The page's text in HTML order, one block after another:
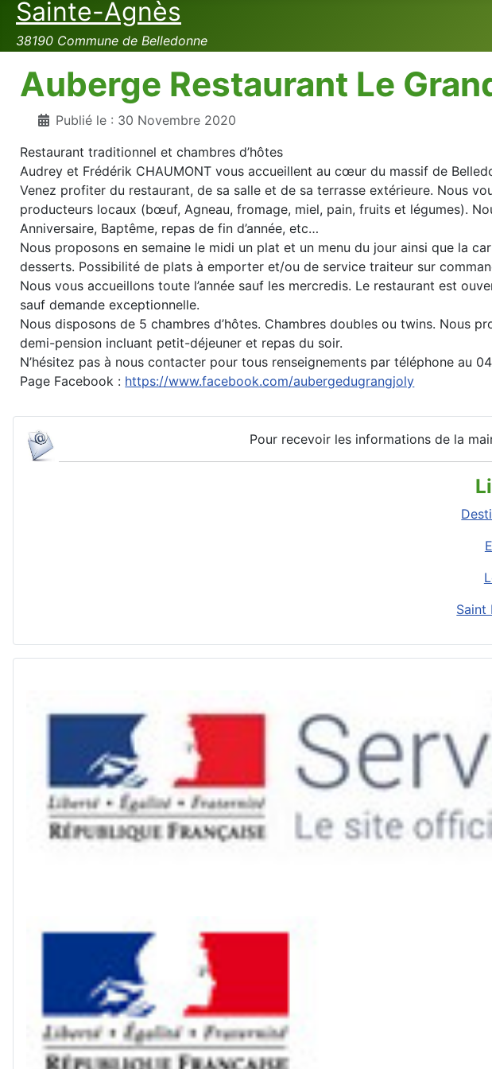
Sainte-Agnès
38190 Commune de Belledonne
Auberge Restaurant Le
Publié le : 30 Novembre 2020
Restaurant traditionnel et chambres d’hôtes
Audrey et Frédérik CHAUMONT vous accueillent au cœur du massif de
Venez profiter du restaurant, de sa salle et de sa terrasse extérieure. Nous
producteurs locaux (bœuf, Agneau, fromage, miel, pain, fruits et légumes).
Anniversaire, Baptême, repas de fin d’année, etc…
Nous proposons en semaine le midi un plat et un menu du jour ainsi que la
desserts. Possibilité de plats à emporter et/ou de service traiteur sur
Nous vous accueillons toute l’année sauf les mercredis. Le restaurant est
sauf demande exceptionnelle.
Nous disposons de 5 chambres d’hôtes. Chambres doubles ou twins. Nous
demi-pension incluant petit-déjeuner et repas du soir.
N’hésitez pas à nous contacter pour tous renseignements par téléphone au
Page Facebook : https://www.facebook.com/aubergedugrangjoly
Pour recevoir les informations de la
Saint